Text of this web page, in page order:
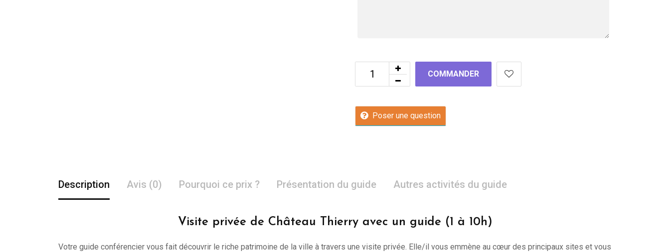
COMMANDER
Poser une question
Description Avis (0) Pourquoi ce prix ? Présentation du guide Autres activités du guide
Visite privée de Château Thierry avec un guide (1 à 10h)
Votre guide conférencier vous fait découvrir le riche patrimoine de la ville à travers une visite privée. Elle/il vous emmène au cœur des principaux sites et vous